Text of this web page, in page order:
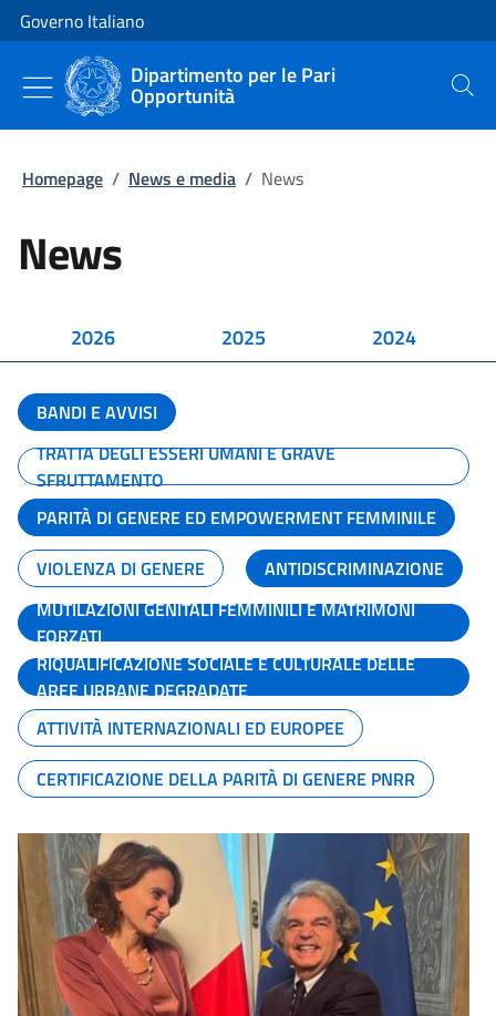
Vai al contenuto
Vai alla navigazione del sito
Governo Italiano
Dipartimento per le Pari
Opportunità Cerca
Homepage / News e media / News
News
2026 2025 2024
BANDI E AVVISI
TRATTA DEGLI ESSERI UMANI E GRAVE
SFRUTTAMENTO
PARITÀ DI GENERE ED EMPOWERMENT FEMMINILE
VIOLENZA DI GENERE
ANTIDISCRIMINAZIONE
MUTILAZIONI GENITALI FEMMINILI E MATRIMONI
FORZATI
RIQUALIFICAZIONE SOCIALE E CULTURALE DELLE
AREE URBANE DEGRADATE
ATTIVITÀ INTERNAZIONALI ED EUROPEE
CERTIFICAZIONE DELLA PARITÀ DI GENERE PNRR